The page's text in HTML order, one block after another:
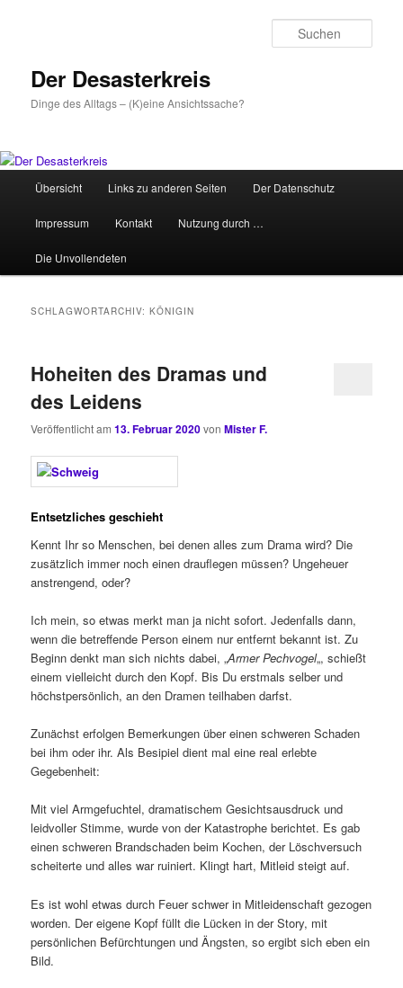
Der Desasterkreis
Dinge des Alltags – (K)eine Ansichtssache?
HauptmenüÜbersicht Links zu anderen Seiten Der Datenschutz
Impressum Kontakt Nutzung durch …
Die Unvollendeten
SCHLAGWORTARCHIV:KÖNIGIN
Hoheiten des Dramas und
des Leidens
Veröffentlicht am13. Februar 2020vonMister F.
Entsetzliches geschieht
Kennt Ihr so Menschen, bei denen alles zum Drama wird? Die
zusätzlich immer noch einen drauflegen müssen? Ungeheuer
anstrengend, oder?
Ich mein, so etwas merkt man ja nicht sofort. Jedenfalls dann,
wenn die betreffende Person einem nur entfernt bekannt ist. Zu
Beginn denkt man sich nichts dabei, „Armer Pechvogel„, schießt
einem vielleicht durch den Kopf. Bis Du erstmals selber und
höchstpersönlich, an den Dramen teilhaben darfst.
Zunächst erfolgen Bemerkungen über einen schweren Schaden
bei ihm oder ihr. Als Besipiel dient mal eine real erlebte
Gegebenheit:
Mit viel Armgefuchtel, dramatischem Gesichtsausdruck und
leidvoller Stimme, wurde von der Katastrophe berichtet. Es gab
einen schweren Brandschaden beim Kochen, der Löschversuch
scheiterte und alles war ruiniert. Klingt hart, Mitleid steigt auf.
Es ist wohl etwas durch Feuer schwer in Mitleidenschaft gezogen
worden. Der eigene Kopf füllt die Lücken in der Story, mit
persönlichen Befürchtungen und Ängsten, so ergibt sich eben ein
Bild.